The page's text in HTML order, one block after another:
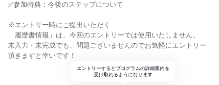
✅参加特典：今後のステップについて
※エントリー時にご提出いただく
「履歴書情報」は、今回のエントリーでは使用いたしません。
未入力・未完成でも、問題ございませんのでお気軽にエントリー
頂きますと幸いです！
エントリーするとプログラムの詳細案内を
受け取れるようになります